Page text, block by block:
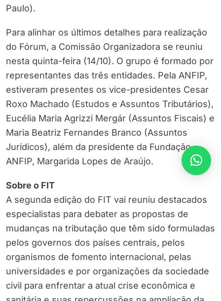
Paulo).
Para alinhar os últimos detalhes para realização
do Fórum, a Comissão Organizadora se reuniu
nesta quinta-feira (14/10). O grupo é formado por
representantes das três entidades. Pela ANFIP,
estiveram presentes os vice-presidentes Cesar
Roxo Machado (Estudos e Assuntos Tributários),
Eucélia Maria Agrizzi Mergár (Assuntos Fiscais) e
Maria Beatriz Fernandes Branco (Assuntos
Jurídicos), além da presidente da Fundação
ANFIP, Margarida Lopes de Araújo.
Sobre o FIT
A segunda edição do FIT vai reuniu destacados
especialistas para debater as propostas de
mudanças na tributação que têm sido formuladas
pelos governos dos países centrais, pelos
organismos de fomento internacional, pelas
universidades e por organizações da sociedade
civil para enfrentar a atual crise econômica e